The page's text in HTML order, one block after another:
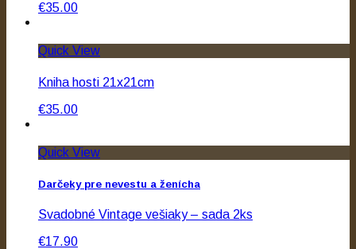
€35.00
Quick View
Kniha hosti 21x21cm
€35.00
Quick View
Darčeky pre nevestu a ženícha
Svadobné Vintage vešiaky – sada 2ks
€17.90